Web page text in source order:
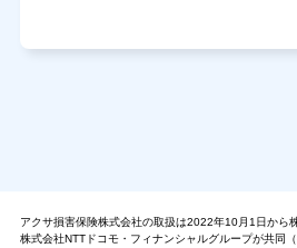
アクサ損害保険株式会社の取扱は2022年10月1日から
株式会社NTTドコモ・フィナンシャルグループが共同